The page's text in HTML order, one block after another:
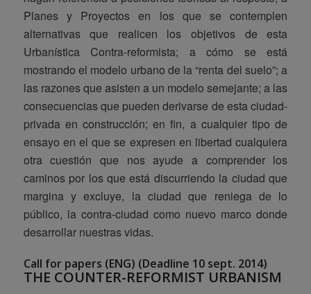
Planes y Proyectos en los que se contemplen
alternativas que realicen los objetivos de esta
Urbanística Contra-reformista; a cómo se está
mostrando el modelo urbano de la “renta del suelo”; a
las razones que asisten a un modelo semejante; a las
consecuencias que pueden derivarse de esta ciudad-
privada en construcción; en fin, a cualquier tipo de
ensayo en el que se expresen en libertad cualquiera
otra cuestión que nos ayude a comprender los
caminos por los que está discurriendo la ciudad que
margina y excluye, la ciudad que reniega de lo
público, la contra-ciudad como nuevo marco donde
desarrollar nuestras vidas.
Call for papers (ENG) (Deadline 10 sept. 2014)
THE COUNTER-REFORMIST URBANISM